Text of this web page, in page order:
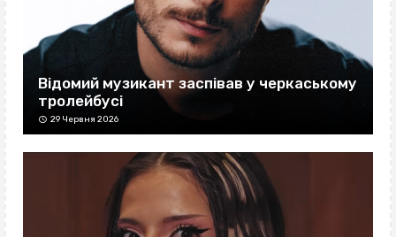
Відомий музикант заспівав у черкаському
тролейбусі
29 Червня 2026